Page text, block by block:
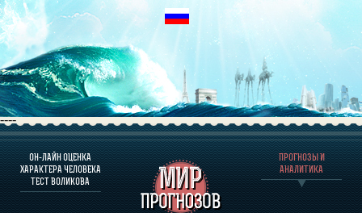
----
ОН-ЛАЙН ОЦЕНКА
ХАРАКТЕРА ЧЕЛОВЕКА
ТЕСТ ВОЛИКОВА
ПРОГНОЗЫ И
АНАЛИТИКА
О ПРОГРАММЕ
ОЦЕНКА ХАРАКТЕРA ЧЕЛОВЕКА
ОЦЕНКА ХАРАКТЕРА ВЫДАЮЩИХСЯ ЛИЧНОСТЕЙ